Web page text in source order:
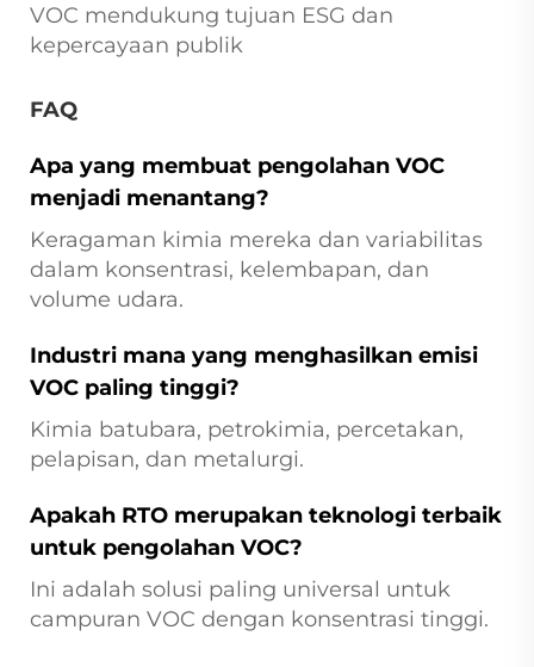
VOC mendukung tujuan ESG dan
kepercayaan publik
FAQ
Apa yang membuat pengolahan VOC
menjadi menantang?
Keragaman kimia mereka dan variabilitas
dalam konsentrasi, kelembapan, dan
volume udara.
Industri mana yang menghasilkan emisi
VOC paling tinggi?
Kimia batubara, petrokimia, percetakan,
pelapisan, dan metalurgi.
Apakah RTO merupakan teknologi terbaik
untuk pengolahan VOC?
Ini adalah solusi paling universal untuk
campuran VOC dengan konsentrasi tinggi.